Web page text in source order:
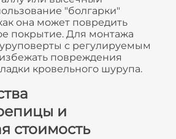
"болгарки"
она может повредить
покрытие. Для монтажа
с регулируемым
повреждения
кровельного шурупа.
и
стоимость